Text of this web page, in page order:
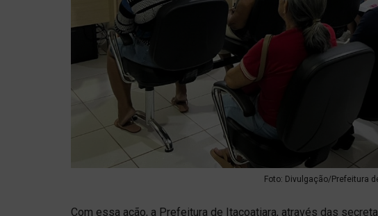
Foto: Divulgação/Prefeitura
Com essa ação, a Prefeitura de Itacoatiara, através das